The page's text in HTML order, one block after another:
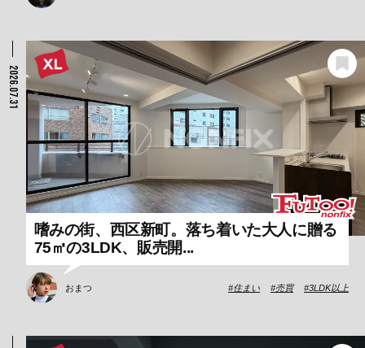
2026.07.31
嗜みの街、西区新町。落ち着いた大人に贈る
75㎡の3LDK、販売開...
おまつ 住まい 売買 3LDK以上